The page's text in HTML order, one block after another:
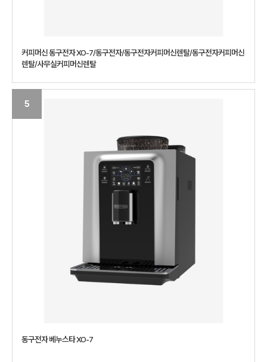
커피머신 동구전자 XO-7/동구전자/동구전자커피머신렌탈/동구전자커피머신
렌탈/사무실커피머신렌탈
5
동구전자 베누스타 XO-7